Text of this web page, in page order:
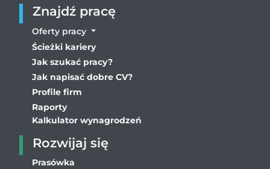
Znajdź pracę
Oferty pracy
Ścieżki kariery
Jak szukać pracy?
Jak napisać dobre CV?
Profile firm
Raporty
Kalkulator wynagrodzeń
Rozwijaj się
Prasówka